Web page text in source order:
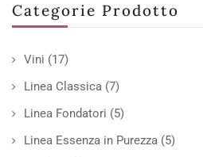
Categorie Prodotto
Vini (17)
Linea Classica (7)
Linea Fondatori (5)
Linea Essenza in Purezza (5)